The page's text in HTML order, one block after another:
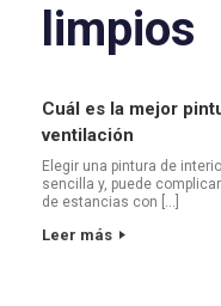
limpios
Cuál es la mejor
ventilación
Elegir una pintura de
sencilla y, puede
de estancias con […]
Leer más